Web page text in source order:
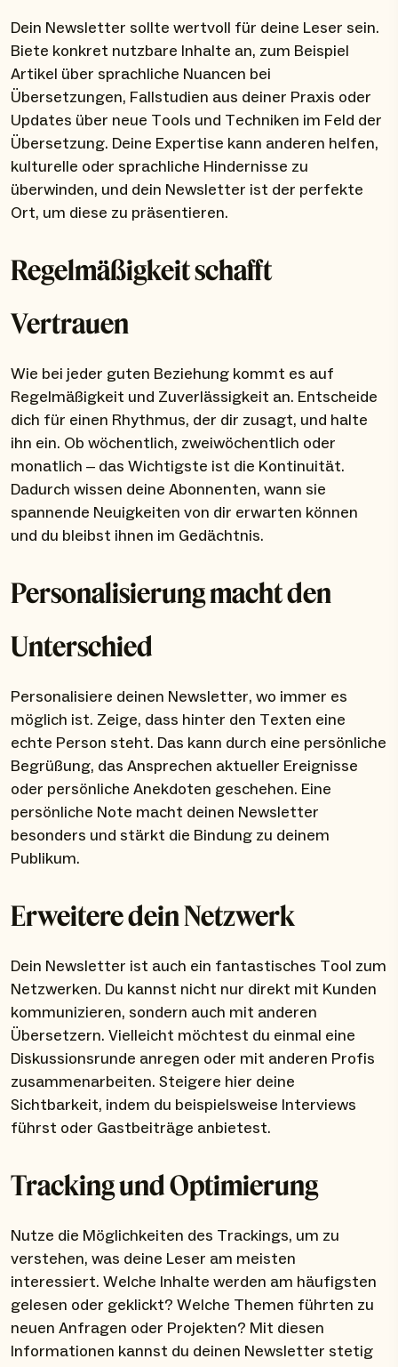
Dein Newsletter sollte wertvoll für deine Leser sein.
Biete konkret nutzbare Inhalte an, zum Beispiel
Artikel über sprachliche Nuancen bei
Übersetzungen, Fallstudien aus deiner Praxis oder
Updates über neue Tools und Techniken im Feld der
Übersetzung. Deine Expertise kann anderen helfen,
kulturelle oder sprachliche Hindernisse zu
überwinden, und dein Newsletter ist der perfekte
Ort, um diese zu präsentieren.
Regelmäßigkeit schafft
Vertrauen
Wie bei jeder guten Beziehung kommt es auf
Regelmäßigkeit und Zuverlässigkeit an. Entscheide
dich für einen Rhythmus, der dir zusagt, und halte
ihn ein. Ob wöchentlich, zweiwöchentlich oder
monatlich – das Wichtigste ist die Kontinuität.
Dadurch wissen deine Abonnenten, wann sie
spannende Neuigkeiten von dir erwarten können
und du bleibst ihnen im Gedächtnis.
Personalisierung macht den
Unterschied
Personalisiere deinen Newsletter, wo immer es
möglich ist. Zeige, dass hinter den Texten eine
echte Person steht. Das kann durch eine persönliche
Begrüßung, das Ansprechen aktueller Ereignisse
oder persönliche Anekdoten geschehen. Eine
persönliche Note macht deinen Newsletter
besonders und stärkt die Bindung zu deinem
Publikum.
Erweitere dein Netzwerk
Dein Newsletter ist auch ein fantastisches Tool zum
Netzwerken. Du kannst nicht nur direkt mit Kunden
kommunizieren, sondern auch mit anderen
Übersetzern. Vielleicht möchtest du einmal eine
Diskussionsrunde anregen oder mit anderen Profis
zusammenarbeiten. Steigere hier deine
Sichtbarkeit, indem du beispielsweise Interviews
führst oder Gastbeiträge anbietest.
Tracking und Optimierung
Nutze die Möglichkeiten des Trackings, um zu
verstehen, was deine Leser am meisten
interessiert. Welche Inhalte werden am häufigsten
gelesen oder geklickt? Welche Themen führten zu
neuen Anfragen oder Projekten? Mit diesen
Informationen kannst du deinen Newsletter stetig